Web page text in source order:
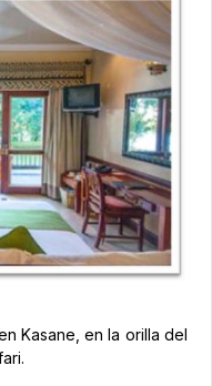
Kasane, en la orilla del